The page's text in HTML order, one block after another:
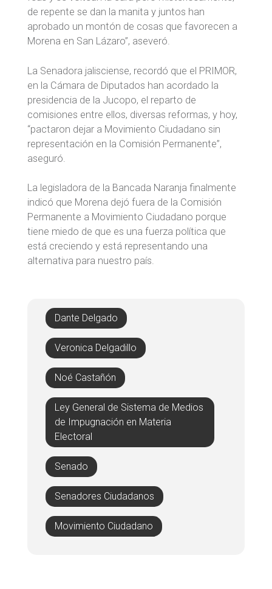
de repente se dan la manita y juntos han
aprobado un montón de cosas que favorecen a
Morena en San Lázaro”, aseveró.
La Senadora jalisciense, recordó que el PRIMOR,
en la Cámara de Diputados han acordado la
presidencia de la Jucopo, el reparto de
comisiones entre ellos, diversas reformas, y hoy,
“pactaron dejar a Movimiento Ciudadano sin
representación en la Comisión Permanente”,
aseguró.
La legisladora de la Bancada Naranja finalmente
indicó que Morena dejó fuera de la Comisión
Permanente a Movimiento Ciudadano porque
tiene miedo de que es una fuerza política que
está creciendo y está representando una
alternativa para nuestro país.
Dante Delgado
Veronica Delgadillo
Noé Castañón
Ley General de Sistema de Medios
de Impugnación en Materia
Electoral
Senado
Senadores Ciudadanos
Movimiento Ciudadano